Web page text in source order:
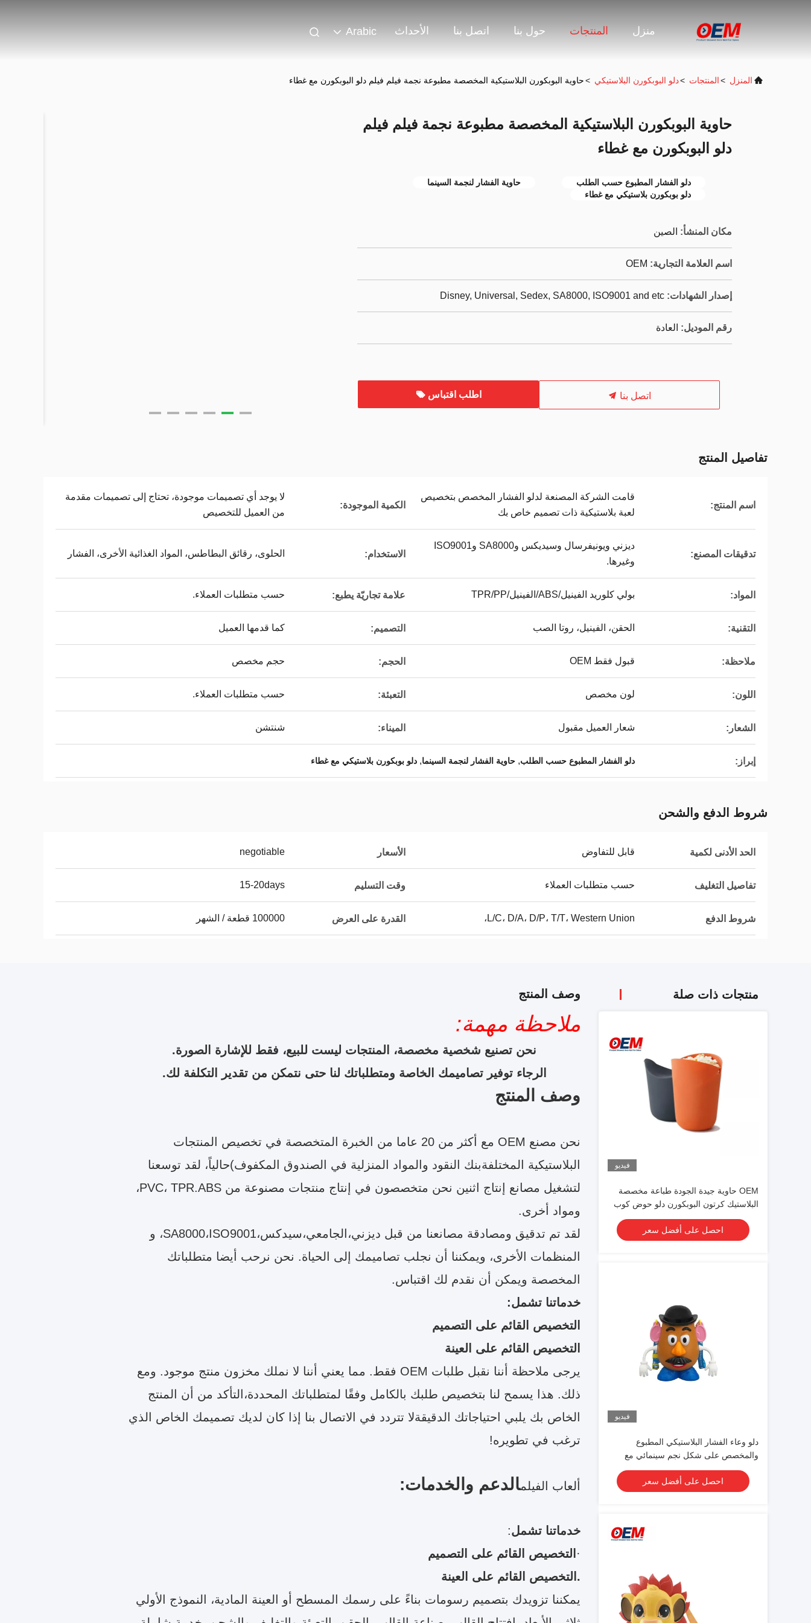
منزل المنتجات حول بنا اتصل بنا الأحداث Arabic
المنزل >المنتجات >دلو البوبكورن البلاستيكي >حاوية البوبكورن البلاستيكية المخصصة مطبوعة نجمة فيلم فيلم دلو البوبكورن مع غطاء
حاوية البوبكورن البلاستيكية المخصصة مطبوعة نجمة فيلم فيلم
دلو البوبكورن مع غطاء
دلو الفشار المطبوع حسب الطلب
حاوية الفشار لنجمة السينما
دلو بوبكورن بلاستيكي مع غطاء
مكان المنشأ: الصين
اسم العلامة التجارية: OEM
إصدار الشهادات: Disney, Universal, Sedex, SA8000, ISO9001 and etc
رقم الموديل: العادة
اتصل بنا اطلب اقتباس
تفاصيل المنتج
اسم المنتج:
قامت الشركة المصنعة لدلو الفشار المخصص بتخصيص
لعبة بلاستيكية ذات تصميم خاص بك
الكمية الموجودة:
لا يوجد أي تصميمات موجودة، تحتاج إلى تصميمات مقدمة
من العميل للتخصيص
تدقيقات المصنع:
ديزني ويونيفرسال وسيديكس وSA8000 وISO9001
وغيرها.
الاستخدام: الحلوى، رقائق البطاطس، المواد الغذائية الأخرى، الفشار
المواد: بولي كلوريد الفينيل/ABS/الفينيل/TPR/PP علامة تجاريّة يطبع: حسب متطلبات العملاء.
التقنية: الحقن، الفينيل، روتا الصب التصميم: كما قدمها العميل
ملاحظة: قبول فقط OEM الحجم: حجم مخصص
اللون: لون مخصص التعبئة: حسب متطلبات العملاء.
الشعار: شعار العميل مقبول الميناء: شنتشن
إبراز: دلو الفشار المطبوع حسب الطلب, حاوية الفشار لنجمة السينما, دلو بوبكورن بلاستيكي مع غطاء
شروط الدفع والشحن
الحد الأدنى لكمية قابل للتفاوض الأسعار negotiable
تفاصيل التغليف حسب متطلبات العملاء وقت التسليم 15-20days
شروط الدفع L/C، D/A، D/P، T/T، Western Union، القدرة على العرض 100000 قطعة / الشهر
منتجات ذات صلة
فيديو
OEM حاوية جيدة الجودة طباعة مخصصة
البلاستيك كرتون البوبكورن دلو حوض كوب
مع غطاء للترويج
احصل على أفضل سعر
فيديو
دلو وعاء الفشار البلاستيكي المطبوع
والمخصص على شكل نجم سينمائي مع
غطاء
احصل على أفضل سعر
وصف المنتج
ملاحظة مهمة:
نحن تصنيع شخصية مخصصة، المنتجات ليست للبيع، فقط للإشارة الصورة.
الرجاء توفير تصاميمك الخاصة ومتطلباتك لنا حتى نتمكن من تقدير التكلفة لك.
وصف المنتج
نحن مصنع OEM مع أكثر من 20 عاما من الخبرة المتخصصة في تخصيص المنتجات
البلاستيكية المختلفةبنك النقود والمواد المنزلية في الصندوق المكفوف)حالياً، لقد توسعنا
لتشغيل مصانع إنتاج اثنين نحن متخصصون في إنتاج منتجات مصنوعة من PVC، TPR.ABS،
ومواد أخرى.
لقد تم تدقيق ومصادقة مصانعنا من قبل ديزني،الجامعي،سيدكس،SA8000،ISO9001، و
المنظمات الأخرى، ويمكننا أن نجلب تصاميمك إلى الحياة. نحن نرحب أيضا متطلباتك
المخصصة ويمكن أن نقدم لك اقتباس.
خدماتنا تشمل:
التخصيص القائم على التصميم
التخصيص القائم على العينة
يرجى ملاحظة أننا نقبل طلبات OEM فقط. مما يعني أننا لا نملك مخزون منتج موجود. ومع
ذلك. هذا يسمح لنا بتخصيص طلبك بالكامل وفقًا لمتطلباتك المحددة،التأكد من أن المنتج
الخاص بك يلبي احتياجاتك الدقيقةلا تتردد في الاتصال بنا إذا كان لديك تصميمك الخاص الذي
ترغب في تطويره!
ألعاب الفيلمالدعم والخدمات:
خدماتنا تشمل:
· التخصيص القائم على التصميم
.التخصيص القائم على العينة
يمكننا تزويدك بتصميم رسومات بناءً على رسمك المسطح أو العينة المادية، النموذج الأولي